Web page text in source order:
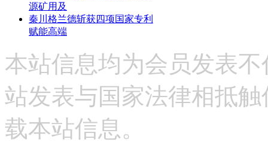
源矿用及
秦川格兰德斩获四项国家专利
赋能高端
本站信息均为会员发表
站发表与国家法律相抵
载本站信息。